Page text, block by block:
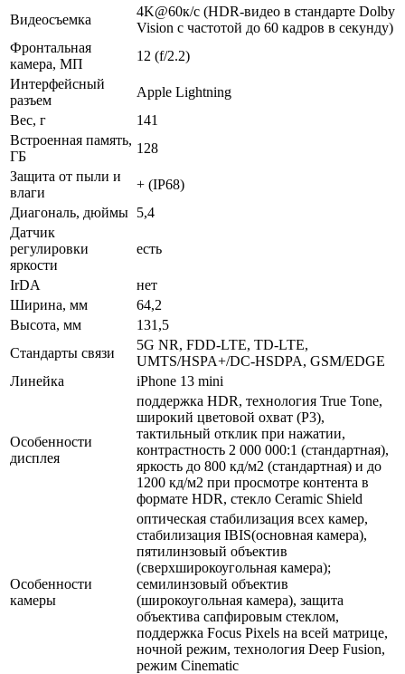
Видеосъемка
4K@60к/с (HDR-видео в стандарте Dolby
Vision с частотой до 60 кадров в секунду)
Фронтальная
камера, МП
12 (f/2.2)
Интерфейсный
разъем
Apple Lightning
Вес, г
141
Встроенная память,
ГБ
128
Защита от пыли и
влаги
+ (IP68)
Диагональ, дюймы 5,4
Датчик
регулировки
яркости
есть
IrDA
нет
Ширина, мм
64,2
Высота, мм
131,5
Стандарты связи
5G NR, FDD-LTE, TD-LTE,
UMTS/HSPA+/DC-HSDPA, GSM/EDGE
Линейка
iPhone 13 mini
Особенности
дисплея
поддержка HDR, технология True Tone,
широкий цветовой охват (P3),
тактильный отклик при нажатии,
контрастность 2 000 000:1 (стандартная),
яркость до 800 кд/м2 (стандартная) и до
1200 кд/м2 при просмотре контента в
формате HDR, стекло Ceramic Shield
Особенности
камеры
оптическая стабилизация всех камер,
стабилизация IBIS(основная камера),
пятилинзовый объектив
(сверхширокоугольная камера);
семилинзовый объектив
(широкоугольная камера), защита
объектива сапфировым стеклом,
поддержка Focus Pixels на всей матрице,
ночной режим, технология Deep Fusion,
режим Cinematic